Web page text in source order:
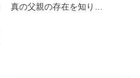
真の父親の存在を知り…